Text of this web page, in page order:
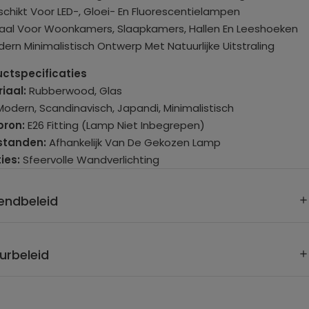
Voor LED-, Gloei- En Fluorescentielampen
Voor Woonkamers, Slaapkamers, Hallen En Leeshoeken
Minimalistisch Ontwerp Met Natuurlijke Uitstraling
Rubberwood, Glas
Scandinavisch, Japandi, Minimalistisch
E26 Fitting (Lamp Niet Inbegrepen)
Afhankelijk Van De Gekozen Lamp
Sfeervolle Wandverlichting
gebruik van internationale verzendpartners. De